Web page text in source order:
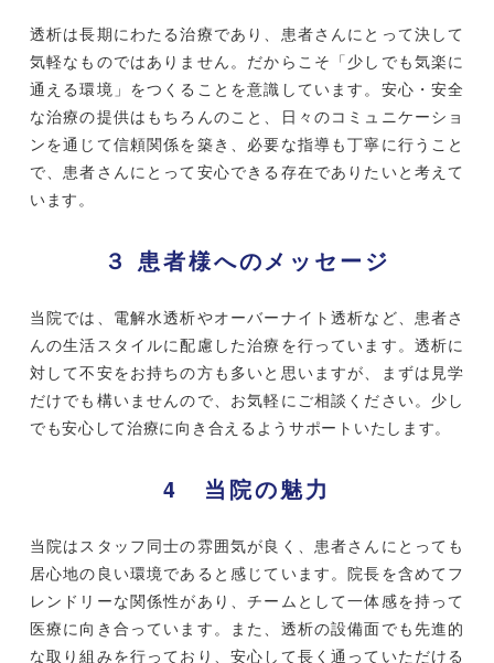
透析は長期にわたる治療であり、患者さんにとって決して
気軽なものではありません。だからこそ「少しでも気楽に
通える環境」をつくることを意識しています。安心・安全
な治療の提供はもちろんのこと、日々のコミュニケーショ
ンを通じて信頼関係を築き、必要な指導も丁寧に行うこと
で、患者さんにとって安心できる存在でありたいと考えて
います。
３ 患者様へのメッセージ
当院では、電解水透析やオーバーナイト透析など、患者さ
んの生活スタイルに配慮した治療を行っています。透析に
対して不安をお持ちの方も多いと思いますが、まずは見学
だけでも構いませんので、お気軽にご相談ください。少し
でも安心して治療に向き合えるようサポートいたします。
4 当院の魅力
当院はスタッフ同士の雰囲気が良く、患者さんにとっても
居心地の良い環境であると感じています。院長を含めてフ
レンドリーな関係性があり、チームとして一体感を持って
医療に向き合っています。また、透析の設備面でも先進的
な取り組みを行っており、安心して長く通っていただける